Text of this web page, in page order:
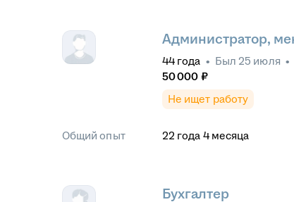
Администратор,
44 года • Был 25 июля •
50 000 ₽
Не ищет работу
Общий опыт 22 года 4 месяца
Бухгалтер